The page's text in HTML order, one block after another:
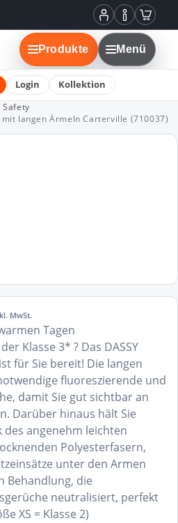
Mein
Konto
Informationen
Produkte Menü
Login Kollektion
Safety
langen Ärmeln Carterville (710037)
MwSt.
Tagen
Klasse 3* ? Das DASSY
für Sie bereit! Die langen
fluoreszierende und
damit Sie gut sichtbar an
Darüber hinaus hält Sie
angenehm leichten
Polyesterfasern,
unter den Armen
Behandlung, die
neutralisiert, perfekt
XS = Klasse 2)